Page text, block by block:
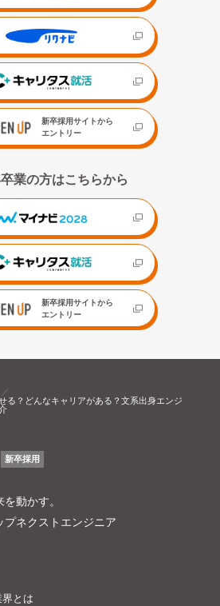
新卒採用サイトから
エントリー
業の方はこちらから
新卒採用サイトから
エントリー
る？どんなキャリアがある？文系出身エンジ
とは
新卒採用
動かす。
ネクストエンジニア